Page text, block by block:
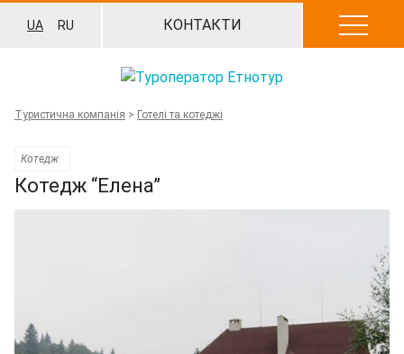
UA RU КОНТАКТИ
Туристична компанія > Готелі та котеджі
Котедж
Котедж “Елена”